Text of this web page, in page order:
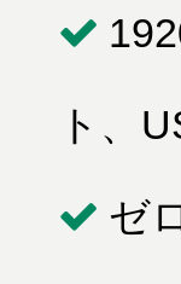
ト、
ゼ